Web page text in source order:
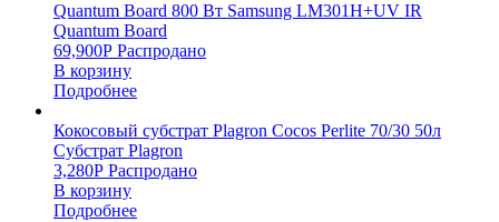
Quantum Board 800 Вт Samsung LM301H+UV IR
Quantum Board
69,900Р Распродано
В корзину
Подробнее
Кокосовый субстрат Plagron Cocos Perlite 70/30 50л
Субстрат Plagron
3,280Р Распродано
В корзину
Подробнее